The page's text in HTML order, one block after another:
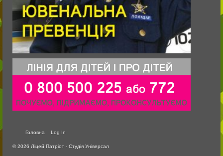
Головна Log In
© 2026 Ліцей Патріот - Студія Універсал